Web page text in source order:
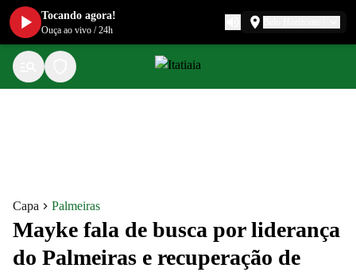
Capa Palmeiras
Mayke fala de busca por liderança
do Palmeiras e recuperação de
Tocando agora!
Ouça ao vivo /24h